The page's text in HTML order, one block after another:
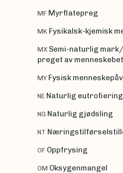
MF Myrflatepreg
MK Fysikalsk-kjemisk
MX Semi-naturlig
preget av
MY Fysisk
NE Naturlig eutrofiering
NG Naturlig gjødsling
NT
OF Oppfrysing
OM Oksygenmangel